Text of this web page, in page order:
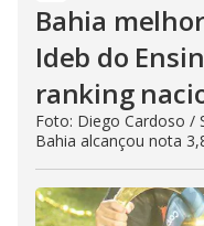
Bahia
Ideb do
ranking
Foto: Diego Cardoso /
Bahia alcançou nota